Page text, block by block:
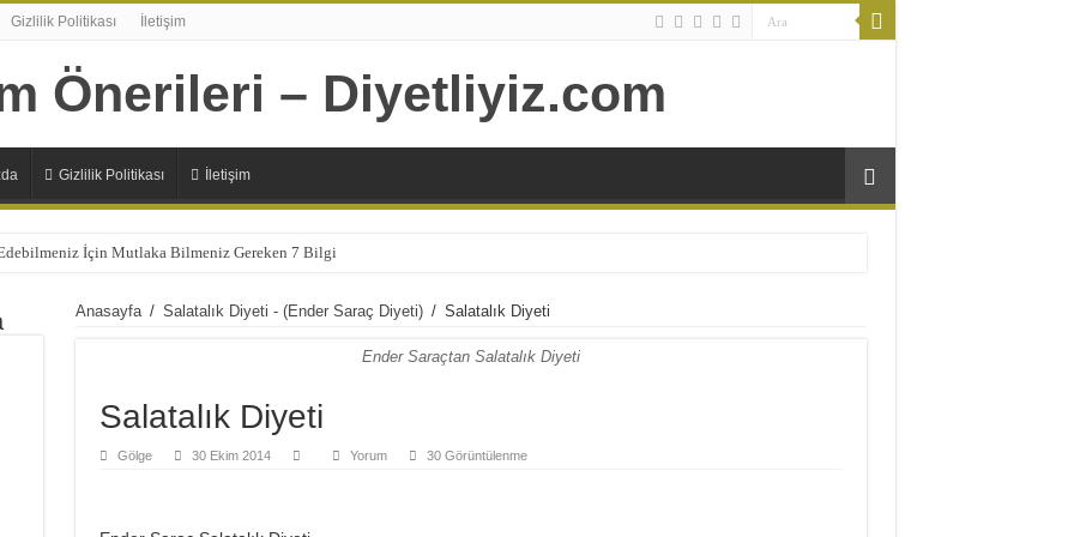
Gizlilik Politikası İletişim
Gizlilik Politikası İletişim
İçin Mutlaka Bilmeniz Gereken 7 Bilgi
7 Sağlıksız Beslenme Alışkanlıkları
Daha Çok İhtiyaç Duyduğu 20 Besin
İçin 10 Çok Sağlıklı Sebep
Faydaları Nelerdir?
İşe Yarıyor?
?
Anasayfa / Salatalık Diyeti - (Ender Saraç Diyeti) / Salatalık Diyeti
Ender Saraçtan Salatalık Diyeti
Salatalık Diyeti
Gölge 30 Ekim 2014 Yorum 30 Görüntülenme